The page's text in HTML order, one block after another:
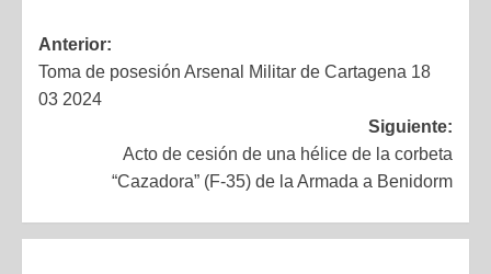
Anterior:
Toma de posesión Arsenal Militar de Cartagena 18
03 2024
Siguiente:
Acto de cesión de una hélice de la corbeta
“Cazadora” (F-35) de la Armada a Benidorm